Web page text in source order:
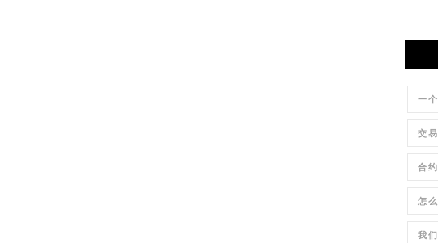
一个
交易
合约
怎么
我们